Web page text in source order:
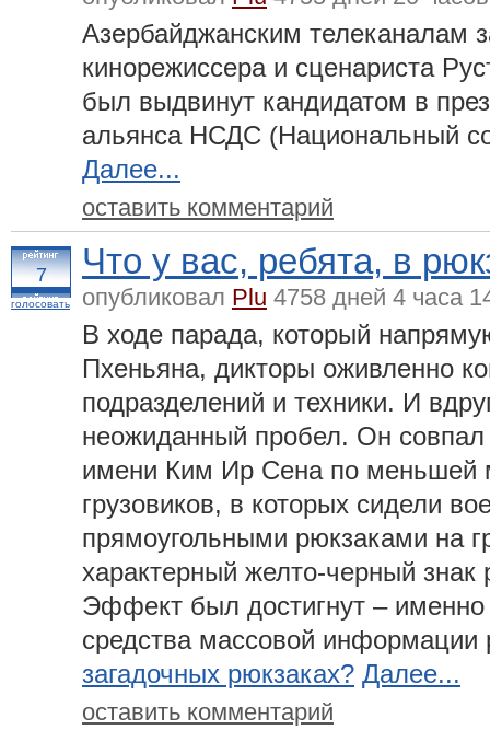
Азербайджанским телеканалам
кинорежиссера и сценариста
был выдвинут кандидатом в
альянса НСДС (Национальный
Далее...
оставить комментарий
7
голосовать
Что у вас, ребята, в
опубликовал Plu 4758 дней 4 часа
В ходе парада, который
Пхеньяна, дикторы оживленно
подразделений и техники. И
неожиданный пробел. Он
имени Ким Ир Сена по меньшей
грузовиков, в которых сидели
прямоугольными рюкзаками на
характерный желто-черный знак
Эффект был достигнут – именно
средства массовой информации
загадочных рюкзаках? Далее...
оставить комментарий